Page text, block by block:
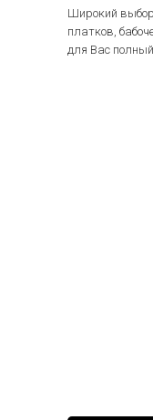
Широкий выбор
платков,
для Вас